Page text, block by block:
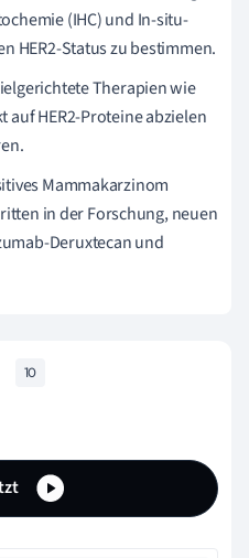
(IHC) und In-situ-
HER2-Status zu bestimmen.
Therapien wie
HER2-Proteine abzielen
Mammakarzinom
in der Forschung, neuen
Deruxtecan und
10